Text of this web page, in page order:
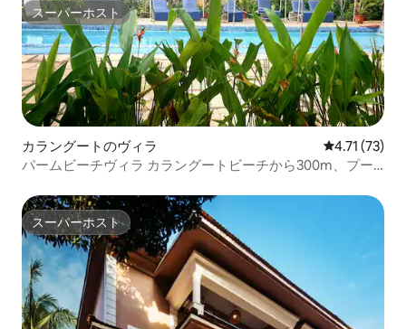
スーパーホスト
スーパーホスト
カラングートのヴィラ レビュー73
4.71 (73)
パームビーチヴィラ カラングートビーチから300m、プー
スーパーホスト
スーパーホスト